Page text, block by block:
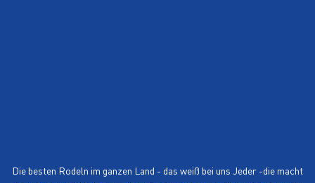
Die besten Rodeln im ganzen Land - das weiß bei uns Jeder -die macht